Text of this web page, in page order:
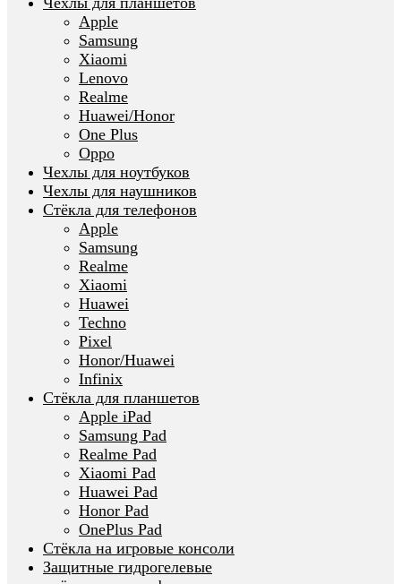
Apple
Samsung
Xiaomi
Lenovo
Realme
Huawei/Honor
One Plus
Oppo
Чехлы для ноутбуков
Чехлы для наушников
Стёкла для телефонов
Apple
Samsung
Realme
Xiaomi
Huawei
Techno
Pixel
Honor/Huawei
Infinix
Стёкла для планшетов
Apple iPad
Samsung Pad
Realme Pad
Xiaomi Pad
Huawei Pad
Honor Pad
OnePlus Pad
Стёкла на игровые консоли
Защитные гидрогелевые